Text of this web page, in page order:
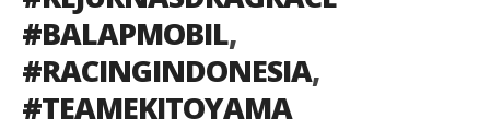
#BALAPMOBIL,
#RACINGINDONESIA,
#TEAMEKITOYAMA